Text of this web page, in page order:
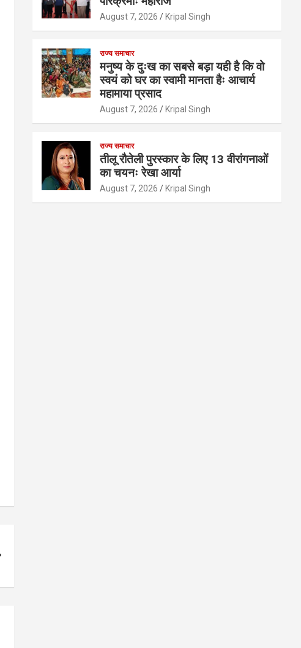
August 7, 2026 Kripal Singh
राज्य समाचार
मनुष्य के दुःख का सबसे बड़ा यही है कि वो
स्वयं को घर का स्वामी मानता हैः आचार्य
महामाया प्रसाद
August 7, 2026 Kripal Singh
राज्य समाचार
तीलू रौतेली पुरस्कार के लिए 13 वीरांगनाओं
का चयनः रेखा आर्या
August 7, 2026 Kripal Singh